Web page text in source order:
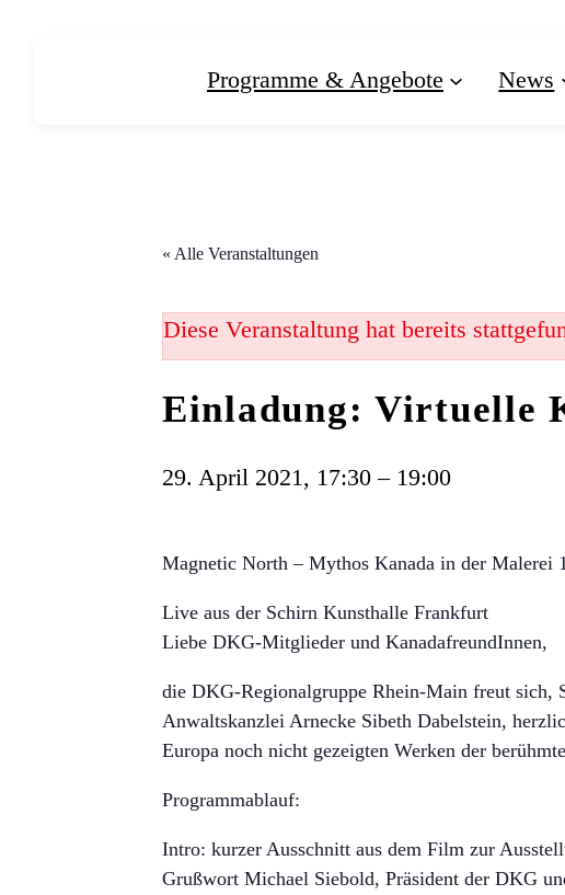
Programme & Angebote News
« Alle Veranstaltungen
Diese Veranstaltung hat bereits
Einladung: Virtuelle
29. April 2021, 17:30 – 19:00
Magnetic North – Mythos Kanada in der Malerei
Live aus der Schirn Kunsthalle Frankfurt
Liebe DKG-Mitglieder und KanadafreundInnen,
die DKG-Regionalgruppe Rhein-Main freut sich,
Anwaltskanzlei Arnecke Sibeth Dabelstein,
Europa noch nicht gezeigten Werken der
Programmablauf:
Intro: kurzer Ausschnitt aus dem Film zur
Grußwort Michael Siebold, Präsident der DKG